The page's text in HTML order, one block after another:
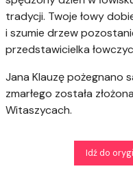
tradycji. Twoje łowy
i szumie drzew
przedstawicielka
Jana Klauzę pożegnano
zmarłego została
Witaszycach.
Idź do